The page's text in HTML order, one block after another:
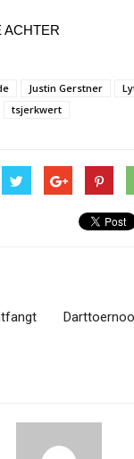
ACHTER
Justin Gerstner
tsjerkwert